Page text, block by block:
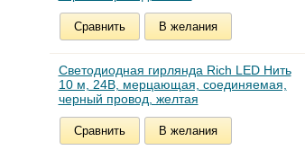
Сравнить В желания
Светодиодная гирлянда Rich LED Нить
10 м, 24В, мерцающая, соединяемая,
черный провод, желтая
Сравнить В желания